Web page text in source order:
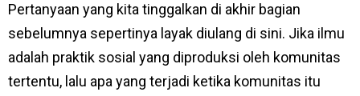
Pertanyaan yang kita tinggalkan di akhir bagian
sebelumnya sepertinya layak diulang di sini. Jika ilmu
adalah praktik sosial yang diproduksi oleh komunitas
tertentu, lalu apa yang terjadi ketika komunitas itu